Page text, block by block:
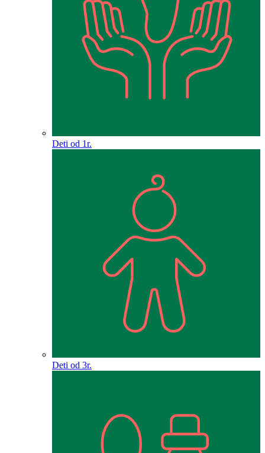
Deti od 1r.
Deti od 3r.